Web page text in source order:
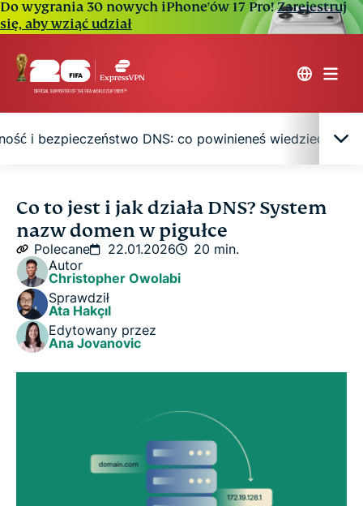
Do wygrania 30 nowych iPhone'ów 17 Pro!Zarejestruj
się, aby wziąć udział
i bezpieczeństwo DNS: co powinieneś wiedzieć
Prosta definicja DNS
Jak działa DNS? Wyjaśniamy krok po kroku
Co to jest adres DNS?
Prywatność i bezpieczeństwo DNS: co powinieneś
wiedzieć
FAQ: często zadawane pytania na temat DNS
Co to jest i jak działa DNS? System
nazw domen w pigułce
Polecane 22.01.2026
20 min.
Autor
Christopher Owolabi
Sprawdził
Ata Hakçıl
Edytowany przez
Ana Jovanovic